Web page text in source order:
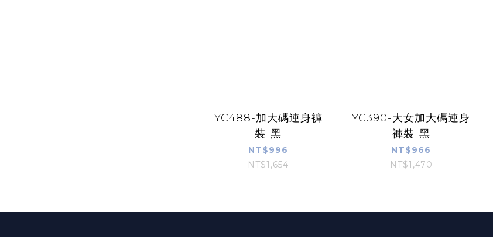
YC488-加大碼連身褲
裝-黑
NT$996
NT$1,654
YC390-大女加大碼連身
褲裝-黑
NT$966
NT$1,470